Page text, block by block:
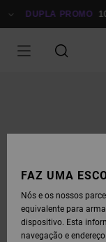
PARADUPLA PROMO
FAZ UMA
Nós e os nossos
equivalente para
dispositivo. Esta
navegação e